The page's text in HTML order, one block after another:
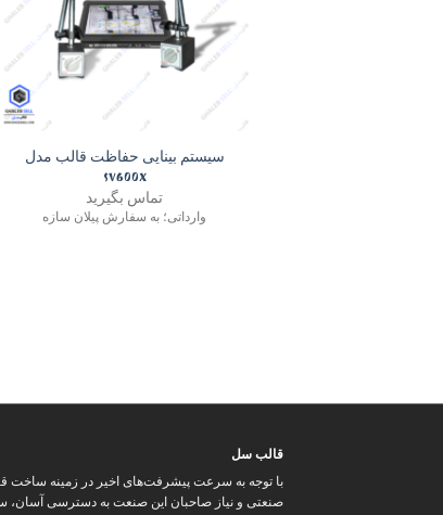
+
سیستم بینایی حفاظت قالب مدل
SV600X
تماس بگیرید
وارداتی؛ به سفارش پیلان سازه
قالب سل
با توجه به سرعت پیشرفت‌های اخیر در زمینه ساخت
صنعتی و نیاز صاحبان این صنعت به دسترسی آسان،